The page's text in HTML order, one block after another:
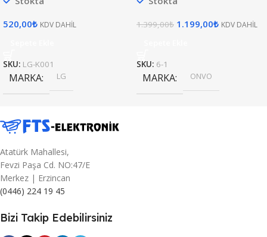
520,00₺ KDV DAHİL
SKU: LG-K001
MARKA LG
1.399,00₺ 1.199,00₺ KDV DAHİL
SKU: 6-1
MARKA ONVO
Atatürk Mahallesi,
Fevzi Paşa Cd. NO:47/E
Merkez | Erzincan
(0446) 224 19 45
Bizi Takip Edebilirsiniz